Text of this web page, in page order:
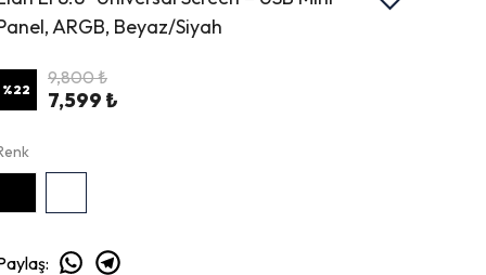
ARGB, Beyaz/Siyah
%22
9,800 ₺
7,599 ₺
: